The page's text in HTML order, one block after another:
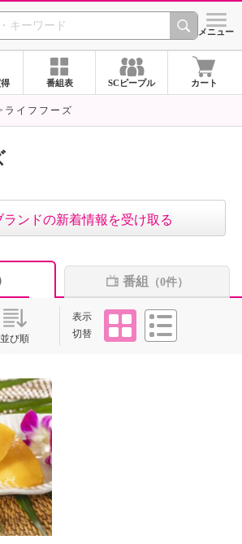
SHOP CHANNEL ショッ
メニュー
番組表 SCピープル カート
ライフフーズ
ランドの新着情報を受け取る
番組 （0件）
並び順
表示
切替
タイル